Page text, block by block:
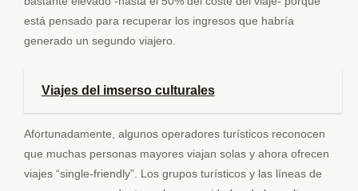
está pensado para recuperar los ingresos que habría
generado un segundo viajero.
Viajes del imserso culturales
Afortunadamente, algunos operadores turísticos reconocen
que muchas personas mayores viajan solas y ahora ofrecen
viajes “single-friendly”. Los grupos turísticos y las líneas de